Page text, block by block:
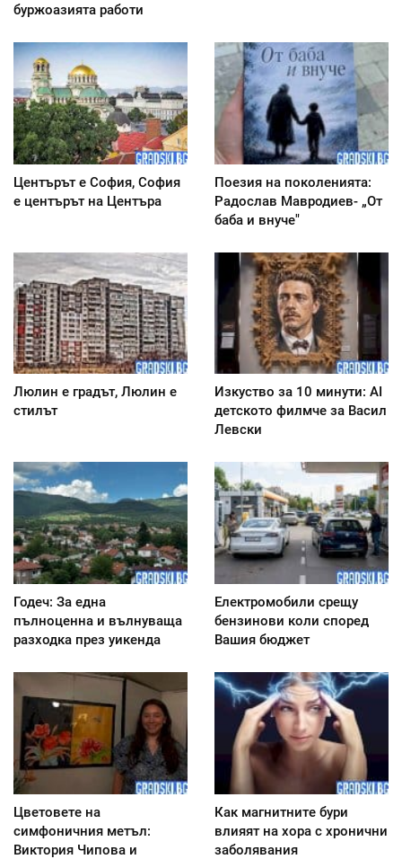
буржоазията работи
Центърът е София, София
е центърът на Центъра
Поезия на поколенията:
Радослав Мавродиев- „От
баба и внуче"
Люлин е градът, Люлин е
стилът
Изкуство за 10 минути: AI
детското филмче за Васил
Левски
Годеч: За една
пълноценна и вълнуваща
разходка през уикенда
Електромобили срещу
бензинови коли според
Вашия бюджет
Цветовете на
симфоничния метъл:
Виктория Чипова и
Как магнитните бури
влияят на хора с хронични
заболявания